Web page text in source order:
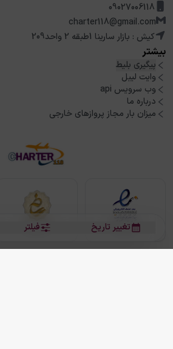
فیلتر تغییر تاریخ
09027006118
charter118@gmail.com
کیش : بازار سارینا 1طبقه 2 واحد209
بیشتر
پیگیری بلیط
وایت لیبل
وب سرویس api
درباره ما
میزان بار مجاز پروازهای خارجی